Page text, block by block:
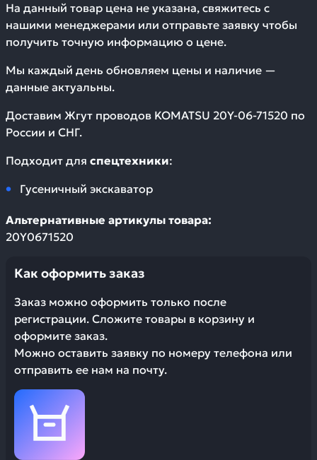
На данный товар цена не указана, свяжитесь с
нашими менеджерами или отправьте заявку чтобы
получить точную информацию о цене.
Мы каждый день обновляем цены и наличие —
данные актуальны.
Доставим Жгут проводов KOMATSU 20Y-06-71520 по
России и СНГ.
Подходит для спецтехники:
Гусеничный экскаватор
Альтернативные артикулы товара:
20Y0671520
Как оформить заказ
Заказ можно оформить только после
регистрации. Сложите товары в корзину и
оформите заказ.
Можно оставить заявку по номеру телефона или
отправить ее нам на почту.